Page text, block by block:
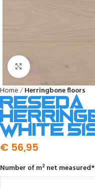
Home Herringbone floors
Reseda
white
€ 56,95
Number of m² net measured*
Click to enlarge